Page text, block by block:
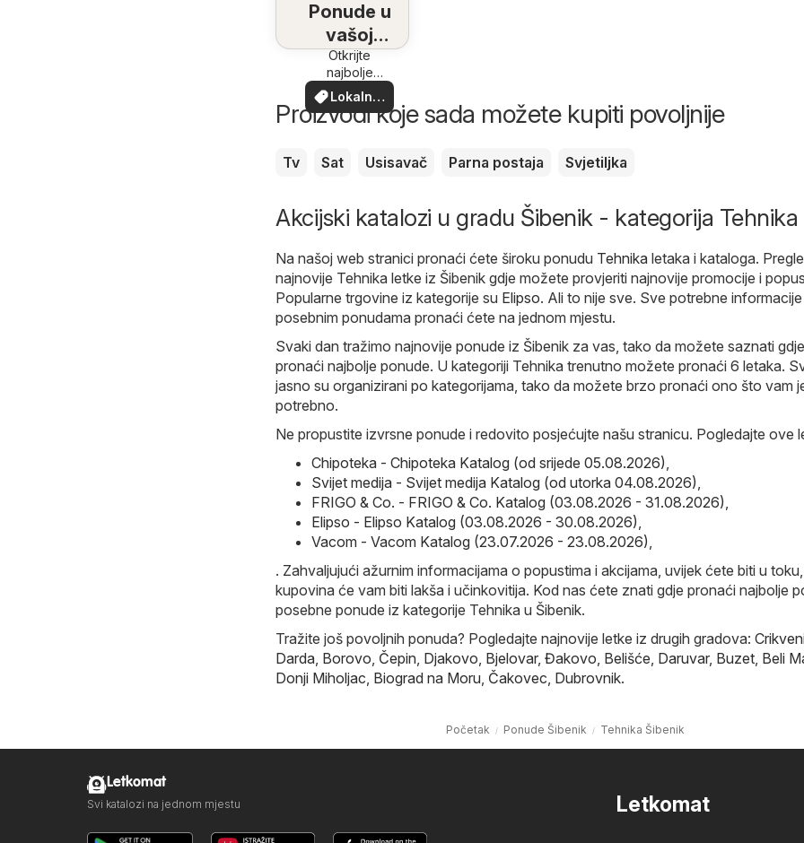
Ponude u
vašoj
blizini
Otkrijte
najbolje
ponude u
vašoj blizini
Lokalne
ponude
Proizvodi koje sada možete kupiti povoljnije
Tv Sat Usisavač Parna postaja Svjetiljka
Akcijski katalozi u gradu Šibenik - kategorija Tehnika
Na našoj web stranici pronaći ćete široku ponudu Tehnika letaka i kataloga.
najnovije Tehnika letke iz Šibenik gdje možete provjeriti najnovije promocije i
Popularne trgovine iz kategorije su Elipso. Ali to nije sve. Sve potrebne
posebnim ponudama pronaći ćete na jednom mjestu.
Svaki dan tražimo najnovije ponude iz Šibenik za vas, tako da možete saznati gdje
pronaći najbolje ponude. U kategoriji Tehnika trenutno možete pronaći 6 letaka.
jasno su organizirani po kategorijama, tako da možete brzo pronaći ono što vam
potrebno.
Ne propustite izvrsne ponude i redovito posjećujte našu stranicu. Pogledajte ove
Chipoteka - Chipoteka Katalog (od srijede 05.08.2026),
Svijet medija - Svijet medija Katalog (od utorka 04.08.2026),
FRIGO & Co. - FRIGO & Co. Katalog (03.08.2026 - 31.08.2026),
Elipso - Elipso Katalog (03.08.2026 - 30.08.2026),
Vacom - Vacom Katalog (23.07.2026 - 23.08.2026),
. Zahvaljujući ažurnim informacijama o popustima i akcijama, uvijek ćete biti u
kupovina će vam biti lakša i učinkovitija. Kod nas ćete znati gdje pronaći najbolje
posebne ponude iz kategorije Tehnika u Šibenik.
Tražite još povoljnih ponuda? Pogledajte najnovije letke iz drugih gradova:
Darda, Borovo, Čepin, Djakovo, Bjelovar, Đakovo, Belišće, Daruvar, Buzet, Beli
Donji Miholjac, Biograd na Moru, Čakovec, Dubrovnik.
Početak Ponude Šibenik Tehnika Šibenik
Letkomat
Letkomat
Svi katalozi na jednom mjestu